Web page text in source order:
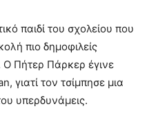
παιδί του σχολείου που
πιο δημοφιλείς
Πήτερ Πάρκερ έγινε
γιατί τον τσίμπησε μια
υπερδυνάμεις.